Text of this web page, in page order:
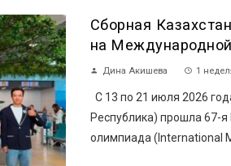
Сборная
на
Дина Акишева 1
С 13 по 21 июля 2026
Республика) прошла 67-
олимпиада (International